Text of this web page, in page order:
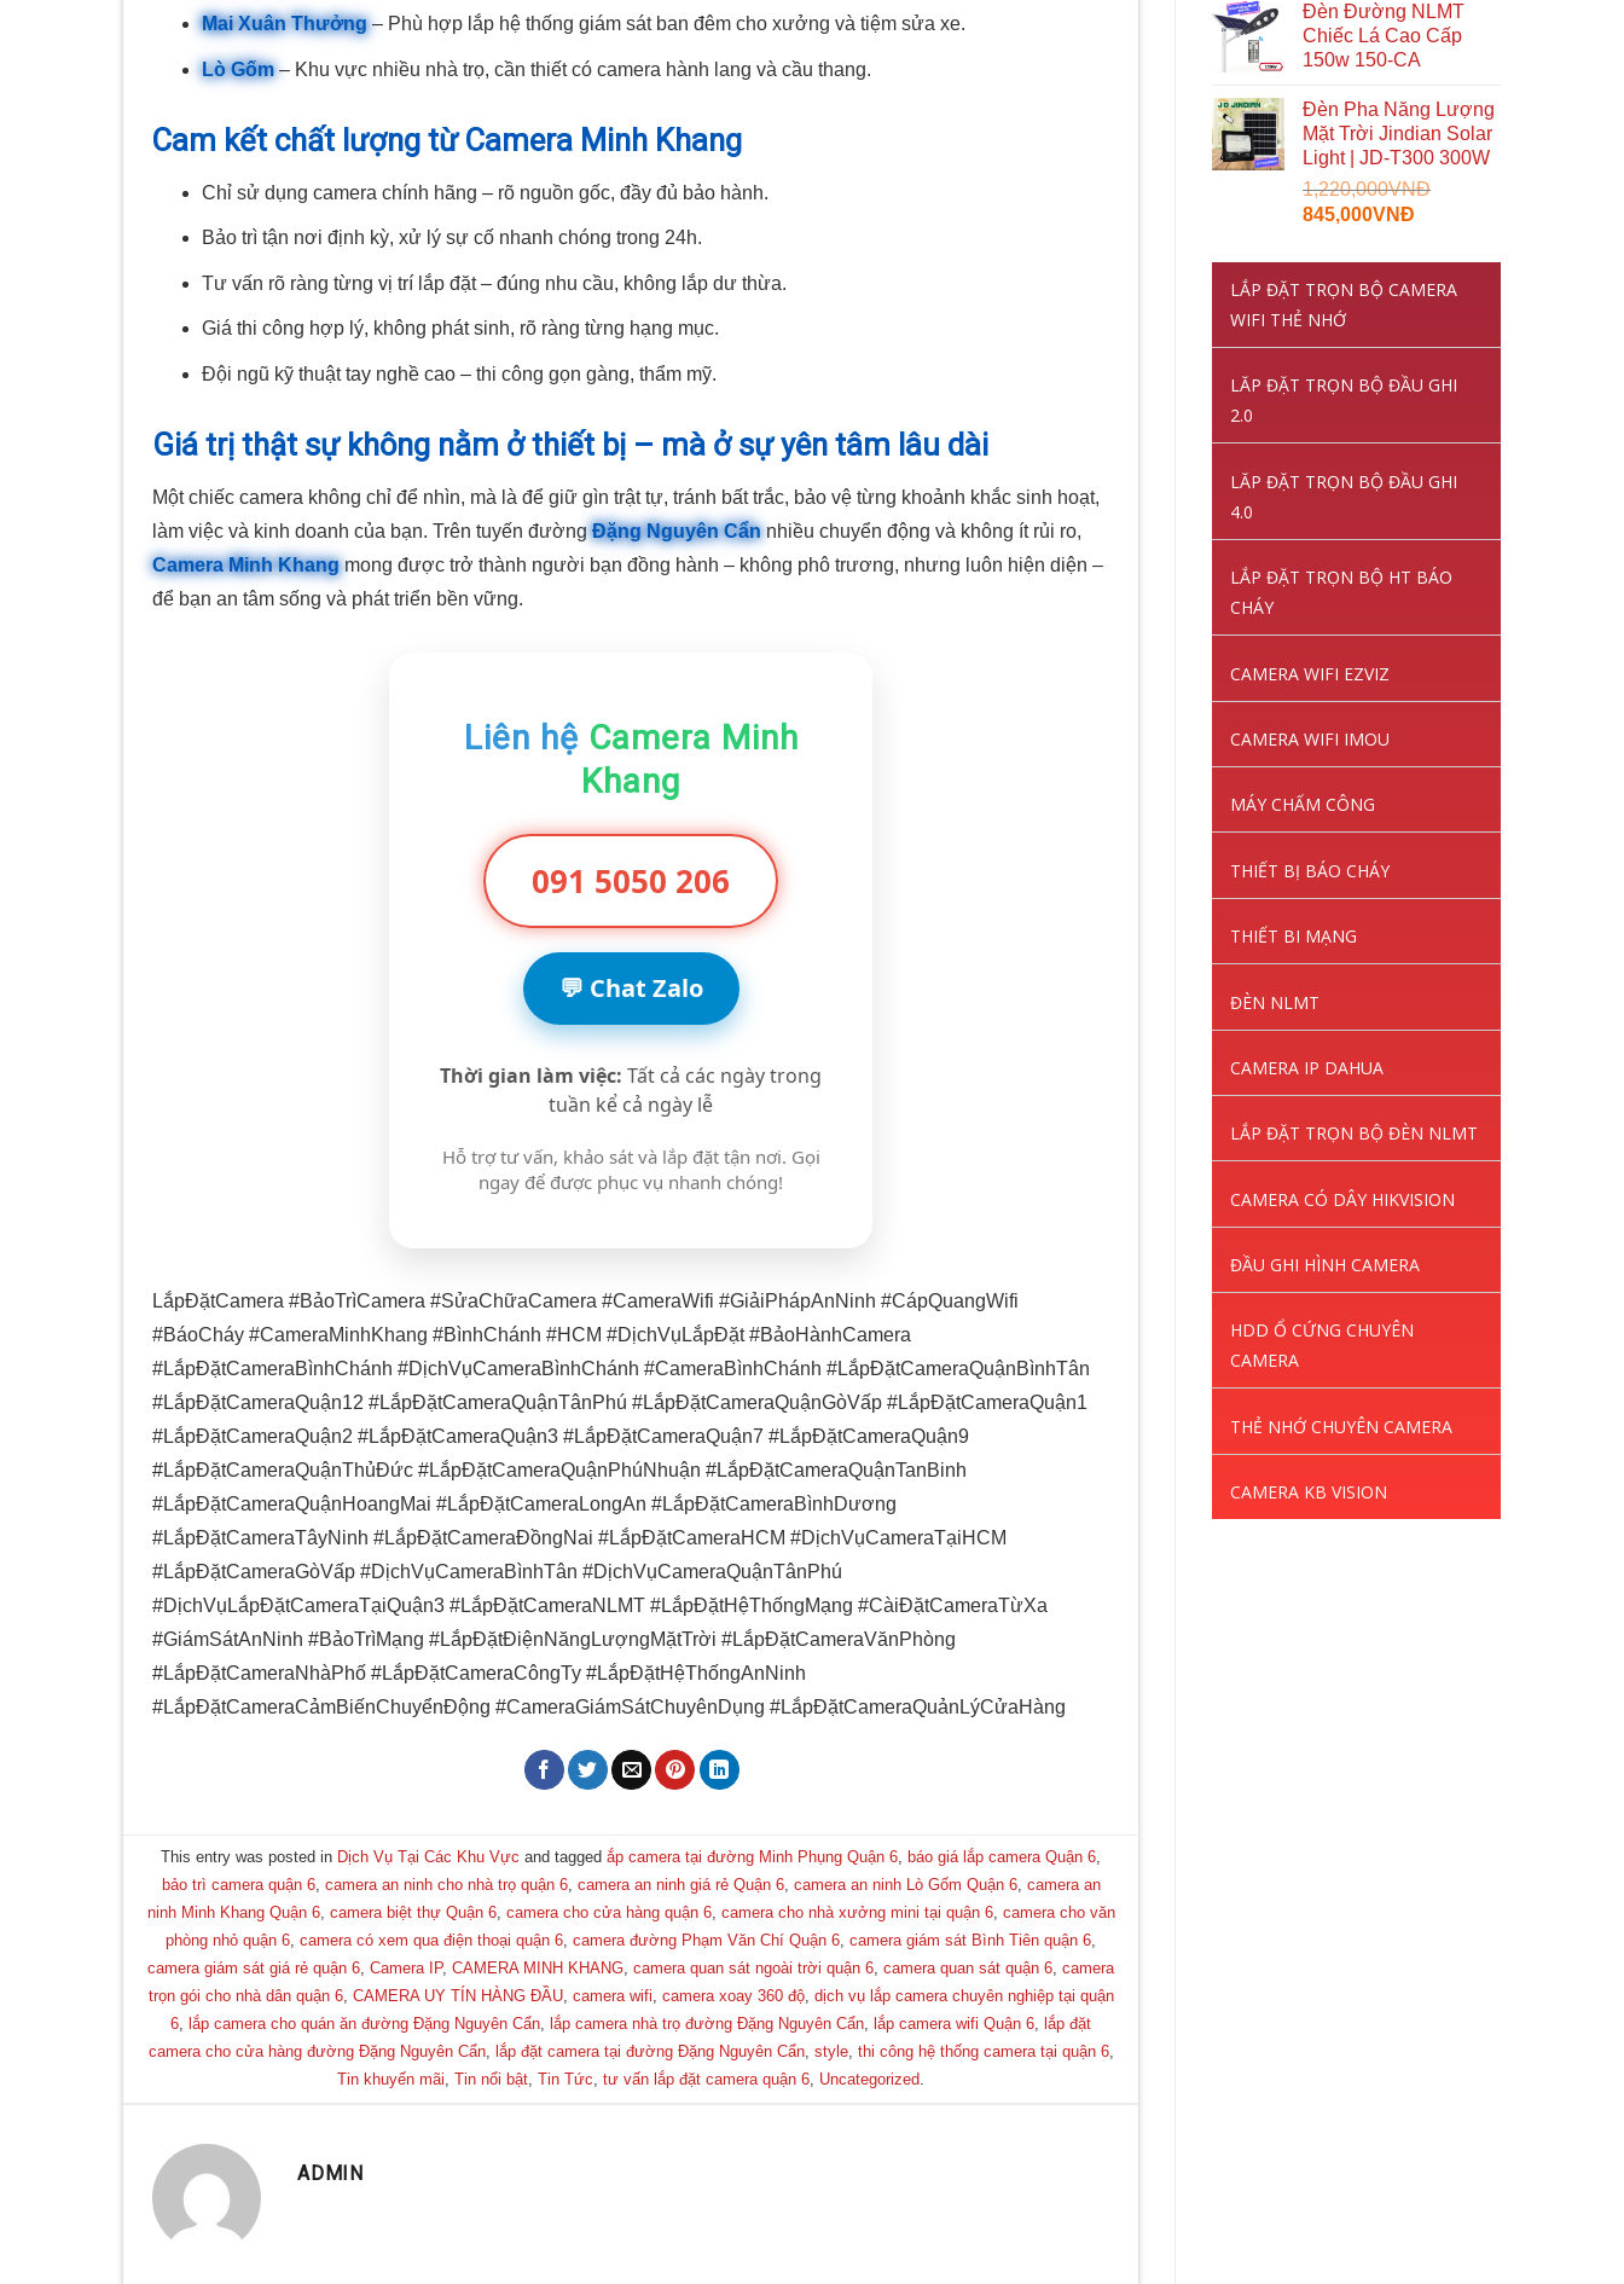
Mai Xuân Thưởng– Phù hợp lắp hệ thống giám sát ban đêm cho xưởng và tiệm sửa xe.
Lò Gốm– Khu vực nhiều nhà trọ, cần thiết có camera hành lang và cầu thang.
Cam kết chất lượng từ Camera Minh Khang
Chỉ sử dụng camera chính hãng – rõ nguồn gốc, đầy đủ bảo hành.
Bảo trì tận nơi định kỳ, xử lý sự cố nhanh chóng trong 24h.
Tư vấn rõ ràng từng vị trí lắp đặt – đúng nhu cầu, không lắp dư thừa.
Giá thi công hợp lý, không phát sinh, rõ ràng từng hạng mục.
Đội ngũ kỹ thuật tay nghề cao – thi công gọn gàng, thẩm mỹ.
Giá trị thật sự không nằm ở thiết bị – mà ở sự yên tâm lâu dài
Một chiếc camera không chỉ để nhìn, mà là để giữ gìn trật tự, tránh bất trắc, bảo vệ từng khoảnh khắc sinh hoạt,
làm việc và kinh doanh của bạn. Trên tuyến đường Đặng Nguyên Cẩnnhiều chuyển động và không ít rủi ro,
Camera Minh Khangmong được trở thành người bạn đồng hành – không phô trương, nhưng luôn hiện diện –
để bạn an tâm sống và phát triển bền vững.
Liên hệ Camera Minh
Khang
091 5050 206
💬 Chat Zalo
Thời gian làm việc: Tất cả các ngày trong
tuần kể cả ngày lễ
Hỗ trợ tư vấn, khảo sát và lắp đặt tận nơi. Gọi
ngay để được phục vụ nhanh chóng!
LắpĐặtCamera #BảoTrìCamera #SửaChữaCamera #CameraWifi #GiảiPhápAnNinh #CápQuangWifi
#BáoCháy #CameraMinhKhang #BìnhChánh #HCM #DịchVụLắpĐặt #BảoHànhCamera
#LắpĐặtCameraBìnhChánh #DịchVụCameraBìnhChánh #CameraBìnhChánh #LắpĐặtCameraQuậnBìnhTân
#LắpĐặtCameraQuận12 #LắpĐặtCameraQuậnTânPhú #LắpĐặtCameraQuậnGòVấp #LắpĐặtCameraQuận1
#LắpĐặtCameraQuận2 #LắpĐặtCameraQuận3 #LắpĐặtCameraQuận7 #LắpĐặtCameraQuận9
#LắpĐặtCameraQuậnThủĐức #LắpĐặtCameraQuậnPhúNhuận #LắpĐặtCameraQuậnTanBinh
#LắpĐặtCameraQuậnHoangMai #LắpĐặtCameraLongAn #LắpĐặtCameraBìnhDương
#LắpĐặtCameraTâyNinh #LắpĐặtCameraĐồngNai #LắpĐặtCameraHCM #DịchVụCameraTạiHCM
#LắpĐặtCameraGòVấp #DịchVụCameraBìnhTân #DịchVụCameraQuậnTânPhú
#DịchVụLắpĐặtCameraTạiQuận3 #LắpĐặtCameraNLMT #LắpĐặtHệThốngMạng #CàiĐặtCameraTừXa
#GiámSátAnNinh #BảoTrìMạng #LắpĐặtĐiệnNăngLượngMặtTrời #LắpĐặtCameraVănPhòng
#LắpĐặtCameraNhàPhố #LắpĐặtCameraCôngTy #LắpĐặtHệThốngAnNinh
#LắpĐặtCameraCảmBiếnChuyểnĐộng #CameraGiámSátChuyênDụng #LắpĐặtCameraQuảnLýCửaHàng
This entry was posted in Dịch Vụ Tại Các Khu Vực and tagged ắp camera tại đường Minh Phụng Quận 6, báo giá lắp camera Quận 6,
bảo trì camera quận 6, camera an ninh cho nhà trọ quận 6, camera an ninh giá rẻ Quận 6, camera an ninh Lò Gốm Quận 6, camera an
ninh Minh Khang Quận 6, camera biệt thự Quận 6, camera cho cửa hàng quận 6, camera cho nhà xưởng mini tại quận 6, camera cho văn
phòng nhỏ quận 6, camera có xem qua điện thoại quận 6, camera đường Phạm Văn Chí Quận 6, camera giám sát Bình Tiên quận 6,
camera giám sát giá rẻ quận 6, Camera IP, CAMERA MINH KHANG, camera quan sát ngoài trời quận 6, camera quan sát quận 6, camera
trọn gói cho nhà dân quận 6, CAMERA UY TÍN HÀNG ĐẦU, camera wifi, camera xoay 360 độ, dịch vụ lắp camera chuyên nghiệp tại quận
6, lắp camera cho quán ăn đường Đặng Nguyên Cẩn, lắp camera nhà trọ đường Đặng Nguyên Cẩn, lắp camera wifi Quận 6, lắp đặt
camera cho cửa hàng đường Đặng Nguyên Cẩn, lắp đặt camera tại đường Đặng Nguyên Cẩn, style, thi công hệ thống camera tại quận 6,
Tin khuyến mãi, Tin nổi bật, Tin Tức, tư vấn lắp đặt camera quận 6, Uncategorized.
ADMIN
là:
2,150,000VNĐ.
tại
là:
Đèn Đường NLMT
Chiếc Lá Cao Cấp
150w 150-CA
Đèn Pha Năng Lượng
Mặt Trời Jindian Solar
Light | JD-T300 300W
1,220,000VNĐ
Giá
là:
1,220,000VNĐ.
845,000VNĐ
tại
là:
LẮP ĐẶT TRỌN BỘ CAMERA
WIFI THẺ NHỚ
LĂP ĐẶT TRỌN BỘ ĐẦU GHI
2.0
LĂP ĐẶT TRỌN BỘ ĐẦU GHI
4.0
LẮP ĐẶT TRỌN BỘ HT BÁO
CHÁY
CAMERA WIFI EZVIZ
CAMERA WIFI IMOU
MÁY CHẤM CÔNG
THIẾT BỊ BÁO CHÁY
THIẾT BI MẠNG
ĐÈN NLMT
CAMERA IP DAHUA
LẮP ĐẶT TRỌN BỘ ĐÈN NLMT
CAMERA CÓ DÂY HIKVISION
ĐẦU GHI HÌNH CAMERA
HDD Ổ CỨNG CHUYÊN
CAMERA
THẺ NHỚ CHUYÊN CAMERA
CAMERA KB VISION